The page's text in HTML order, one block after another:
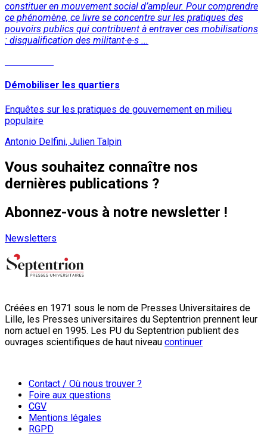
constituer en mouvement social d’ampleur. Pour comprendre
ce phénomène, ce livre se concentre sur les pratiques des
pouvoirs publics qui contribuent à entraver ces mobilisations
: disqualification des militant∙e∙s ...
Démobiliser les quartiers
Enquêtes sur les pratiques de gouvernement en milieu
populaire
Antonio Delfini, Julien Talpin
Vous souhaitez connaître nos
dernières publications ?
Abonnez-vous à notre newsletter !
Newsletters
Créées en 1971 sous le nom de Presses Universitaires de
Lille, les Presses universitaires du Septentrion prennent leur
nom actuel en 1995. Les PU du Septentrion publient des
ouvrages scientifiques de haut niveau continuer
Contact / Où nous trouver ?
Foire aux questions
CGV
Mentions légales
RGPD